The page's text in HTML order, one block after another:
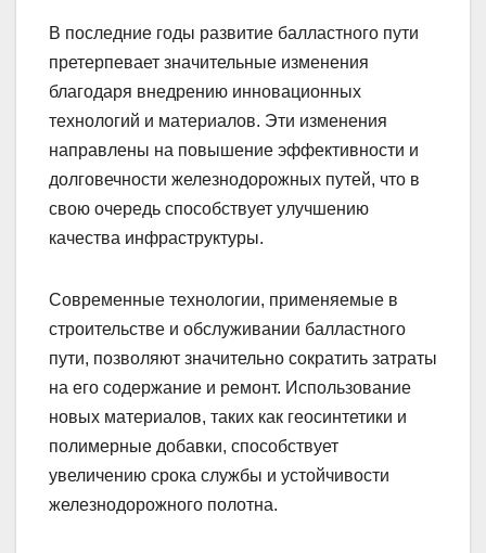
В последние годы развитие балластного пути
претерпевает значительные изменения
благодаря внедрению инновационных
технологий и материалов. Эти изменения
направлены на повышение эффективности и
долговечности железнодорожных путей, что в
свою очередь способствует улучшению
качества инфраструктуры.
Современные технологии, применяемые в
строительстве и обслуживании балластного
пути, позволяют значительно сократить затраты
на его содержание и ремонт. Использование
новых материалов, таких как геосинтетики и
полимерные добавки, способствует
увеличению срока службы и устойчивости
железнодорожного полотна.